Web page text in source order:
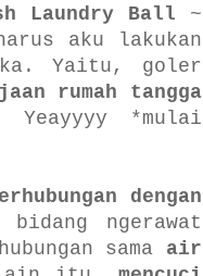
Laundry Ball ~
aku lakukan
Yaitu, goler
rumah tangga
Yeayyyy *mulai
dengan
ngerawat
sama air